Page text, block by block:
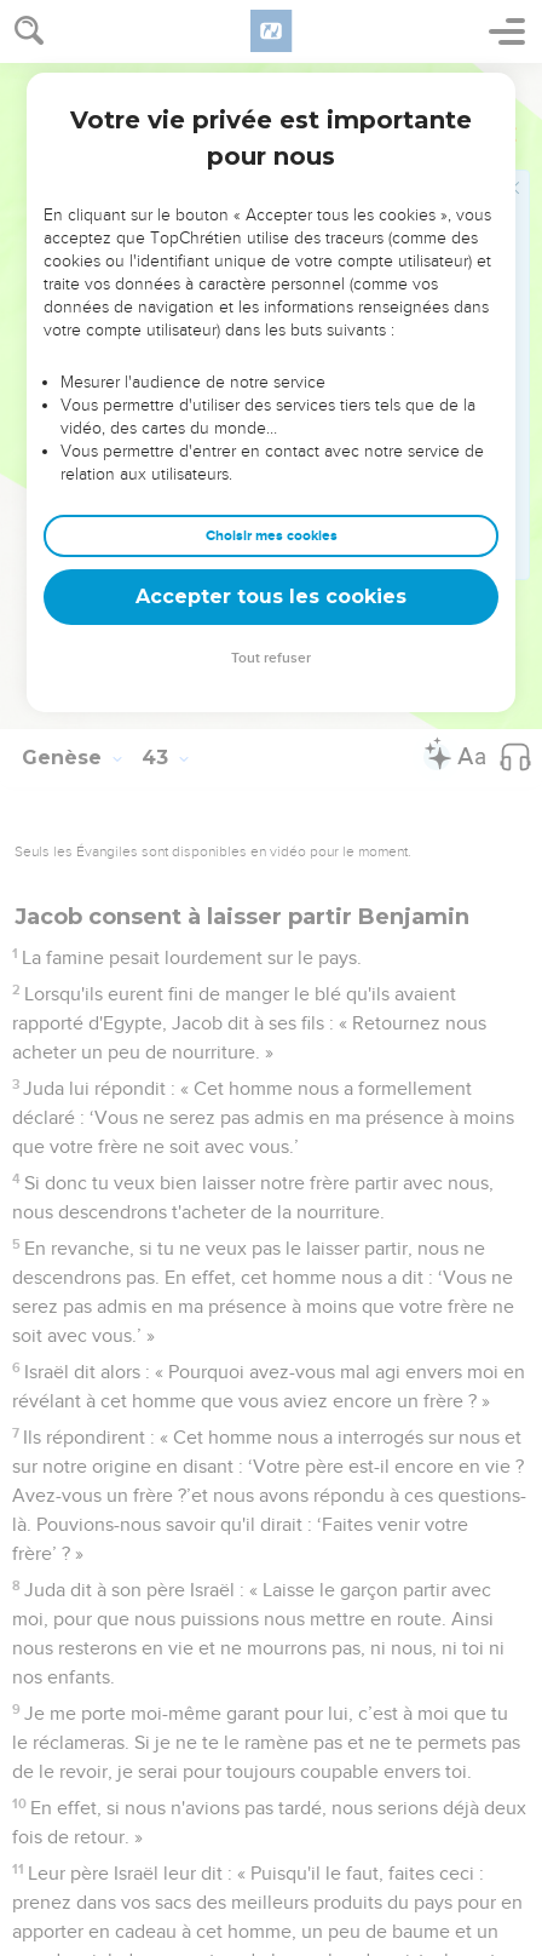
Genèse 42
le pays de Canaan.’
L'homme qui est le seigneur du pays nous a alors dit :
‘Voici comment je saurai si vous êtes sincères. Laissez l'un
de vos frères avec moi, prenez de quoi nourrir vos familles et
vous n'êtes pas des espions, que vous êtes sincères. Je vous
rendrai votre frère et vous pourrez librement parcourir le
pays.’ »
Lorsqu'ils vidèrent leurs sacs, ils constatèrent que le
paquet d'argent de chacun était dans son sac. Ils virent, eux
Leur père Jacob leur dit : « Vous me privez de mes
enfants ! Joseph n'est plus là, Siméon n'est plus là et vous
prendriez Benjamin ! C'est sur moi que tout cela retombe. »
37
tu pourras faire mourir mes deux fils. Confie-le-moi et je te le
ramènerai. »
Jacob dit : « Mon fils ne descendra pas avec vous, car son
frère est mort et il ne reste que lui. S'il lui arrivait un malheur
pendant le voyage que vous allez faire, vous feriez
Genèse 43
Seuls les Évangiles sont disponibles en vidéo pour le moment.
Jacob consent à laisser partir Benjamin
1 La famine pesait lourdement sur le pays.
2 Lorsqu'ils eurent fini de manger le blé qu'ils avaient
rapporté d'Egypte, Jacob dit à ses fils : « Retournez nous
acheter un peu de nourriture. »
3 Juda lui répondit : « Cet homme nous a formellement
déclaré : ‘Vous ne serez pas admis en ma présence à moins
que votre frère ne soit avec vous.’
4 Si donc tu veux bien laisser notre frère partir avec nous,
nous descendrons t'acheter de la nourriture.
5 En revanche, si tu ne veux pas le laisser partir, nous ne
descendrons pas. En effet, cet homme nous a dit : ‘Vous ne
serez pas admis en ma présence à moins que votre frère ne
soit avec vous.’ »
6 Israël dit alors : « Pourquoi avez-vous mal agi envers moi en
révélant à cet homme que vous aviez encore un frère ? »
7 Ils répondirent : « Cet homme nous a interrogés sur nous et
sur notre origine en disant : ‘Votre père est-il encore en vie ?
Avez-vous un frère ?’et nous avons répondu à ces questions-
là. Pouvions-nous savoir qu'il dirait : ‘Faites venir votre
frère’ ? »
8 Juda dit à son père Israël : « Laisse le garçon partir avec
moi, pour que nous puissions nous mettre en route. Ainsi
nous resterons en vie et ne mourrons pas, ni nous, ni toi ni
nos enfants.
9 Je me porte moi-même garant pour lui, c’est à moi que tu
le réclameras. Si je ne te le ramène pas et ne te permets pas
de le revoir, je serai pour toujours coupable envers toi.
10 En effet, si nous n'avions pas tardé, nous serions déjà deux
fois de retour. »
11 Leur père Israël leur dit : « Puisqu'il le faut, faites ceci :
prenez dans vos sacs des meilleurs produits du pays pour en
apporter en cadeau à cet homme, un peu de baume et un
Votre vie privée est importante
pour nous
En cliquant sur le bouton « Accepter tous les cookies », vous
acceptez que TopChrétien utilise des traceurs (comme des
cookies ou l'identifiant unique de votre compte utilisateur) et
traite vos données à caractère personnel (comme vos
données de navigation et les informations renseignées dans
votre compte utilisateur) dans les buts suivants :
Mesurer l'audience de notre service
Vous permettre d'utiliser des services tiers tels que de la
vidéo, des cartes du monde…
Vous permettre d'entrer en contact avec notre service de
relation aux utilisateurs.
Choisir mes cookies
Accepter tous les cookies
Tout refuser